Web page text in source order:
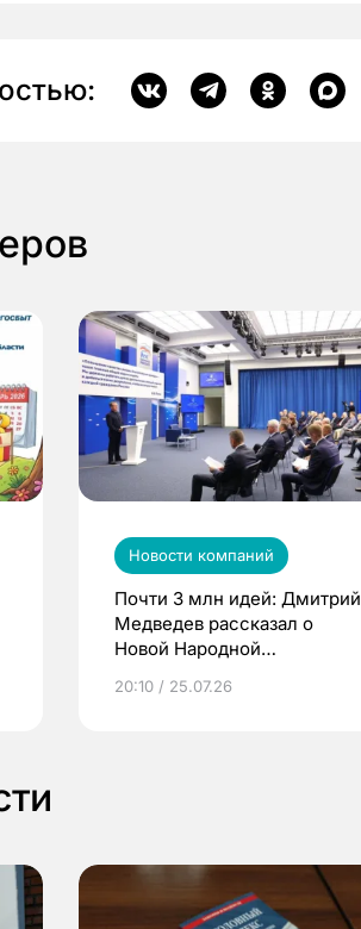
Новости компаний
Почти 3 млн идей: Дмитрий
Медведев рассказал о
Новой Народной
20:10 / 25.07.26